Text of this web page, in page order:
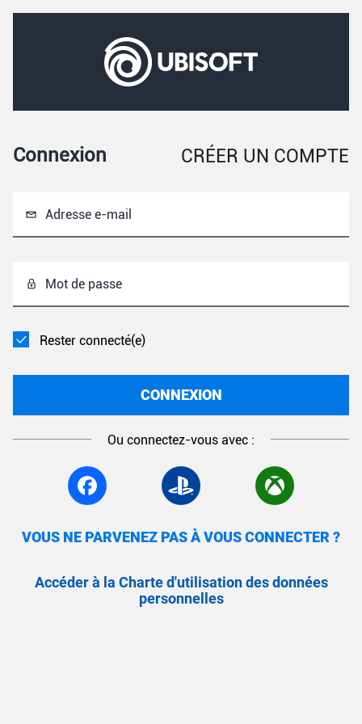
Connexion CRÉER UN COMPTE
Adresse e-mail
Mot de passe
Rester connecté(e)
CONNEXION
Ou connectez-vous avec :
VOUS NE PARVENEZ PAS À VOUS CONNECTER ?
Accéder à la Charte d'utilisation des données
personnelles